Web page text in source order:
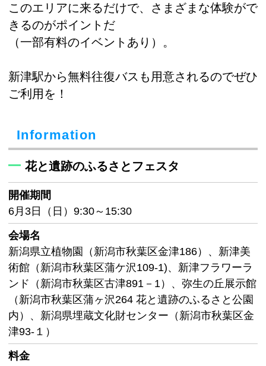
このエリアに来るだけで、さまざまな体験がで
きるのがポイントだ
（一部有料のイベントあり）。
新津駅から無料往復バスも用意されるのでぜひ
ご利用を！
Information
花と遺跡のふるさとフェスタ
開催期間
6月3日（日）9:30～15:30
会場名
新潟県立植物園（新潟市秋葉区金津186）、新津美
術館（新潟市秋葉区蒲ケ沢109-1)、新津フラワーラ
ンド（新潟市秋葉区古津891－1）、弥生の丘展示館
（新潟市秋葉区蒲ヶ沢264 花と遺跡のふるさと公園
内）、新潟県埋蔵文化財センター（新潟市秋葉区金
津93-１）
料金